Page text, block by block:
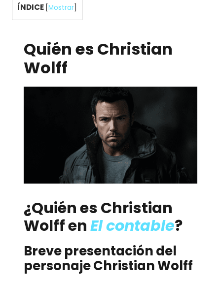
ÍNDICE Mostrar
Quién es Christian
Wolff
¿Quién es Christian
Wolff enEl contable?
Breve presentación del
personaje Christian Wolff